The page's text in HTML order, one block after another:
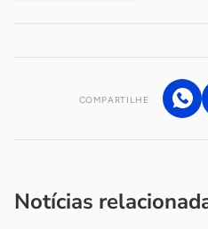
COMPARTILHE
Notícias